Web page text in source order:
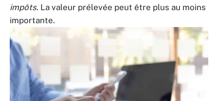
impôts. La valeur prélevée peut être plus au moins
importante.